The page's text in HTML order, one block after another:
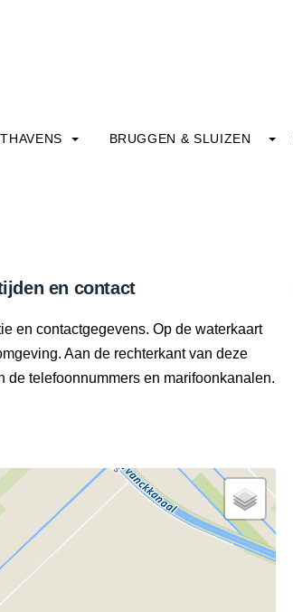
BRUGGEN & SLUIZEN
en contact
en contactgegevens. Op de waterkaart
Aan de rechterkant van deze
de telefoonnummers en marifoonkanalen.